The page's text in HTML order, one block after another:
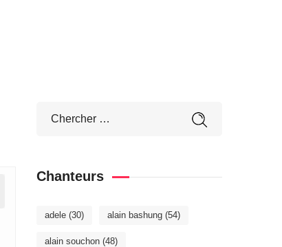
Chanteurs
adele (30) alain bashung (54)
alain souchon (48)